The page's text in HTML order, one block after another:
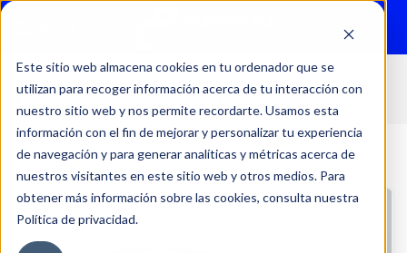
Este sitio web almacena cookies en tu ordenador que se
utilizan para recoger información acerca de tu interacción con
nuestro sitio web y nos permite recordarte. Usamos esta
información con el fin de mejorar y personalizar tu experiencia
de navegación y para generar analíticas y métricas acerca de
nuestros visitantes en este sitio web y otros medios. Para
obtener más información sobre las cookies, consulta nuestra
Política de privacidad.
Inicio Autos